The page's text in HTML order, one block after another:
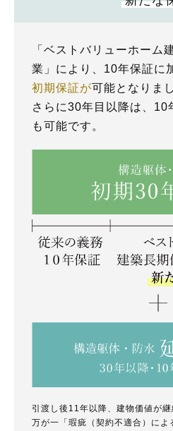
「ベストバリューホーム
業」により、10年保証に
初期保証が可能となりま
さらに30年目以降は、10
も可能です。
引渡し後11年以降、建物価値が
万が一「瑕疵（契約不適合）によ